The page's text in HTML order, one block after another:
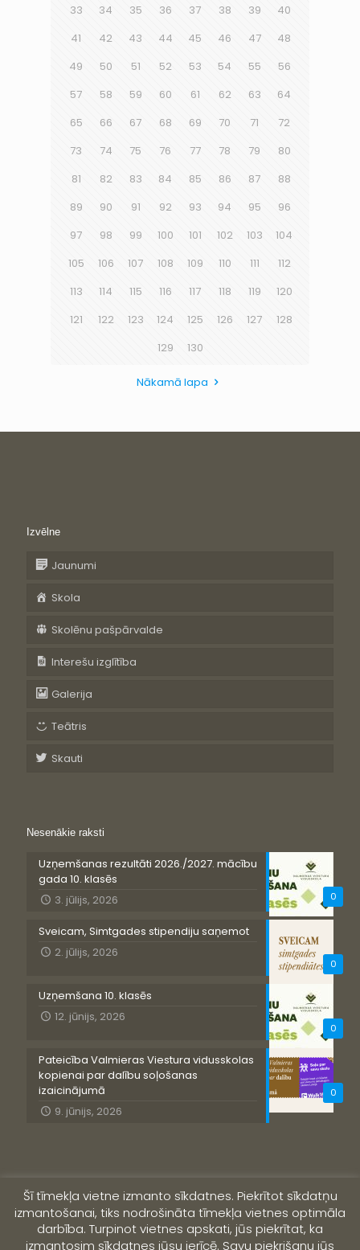
33
34 35 36 37 38 39
40
41
42 43 44 45 46 47
48
49
50 51 52 53 54 55
56
57
58 59 60 61 62 63
64
65
66 67 68 69 70 71
72
73
74 75 76 77 78 79
80
81
82 83 84 85 86 87
88
89
90 91 92 93 94 95
96
97
98 99 100 101 102 103
104
105
106 107 108 109 110 111
112
113
114 115 116 117 118 119
120
121
122 123 124 125 126 127
128
129
130
Nākamā lapa
Izvēlne
Jaunumi
Skola
Skolēnu pašpārvalde
Interešu izglītība
Galerija
Teātris
Skauti
Nesenākie raksti
0
Uzņemšanas rezultāti 2026./2027. mācību
gada 10. klasēs
3. jūlijs, 2026
0
Sveicam, Simtgades stipendiju saņemot
2. jūlijs, 2026
0
Uzņemšana 10. klasēs
12. jūnijs, 2026
0
Pateicība Valmieras Viestura vidusskolas
kopienai par dalību soļošanas
izaicinājumā
9. jūnijs, 2026
Šī tīmekļa vietne izmanto sīkdatnes. Piekrītot sīkdatņu
izmantošanai, tiks nodrošināta tīmekļa vietnes optimāla
darbība. Turpinot vietnes apskati, jūs piekrītat, ka
izmantosim sīkdatnes jūsu ierīcē. Savu piekrišanu jūs